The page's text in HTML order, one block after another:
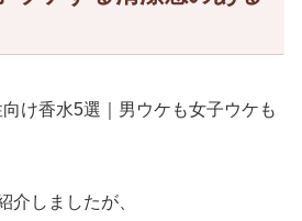
介しましたが、